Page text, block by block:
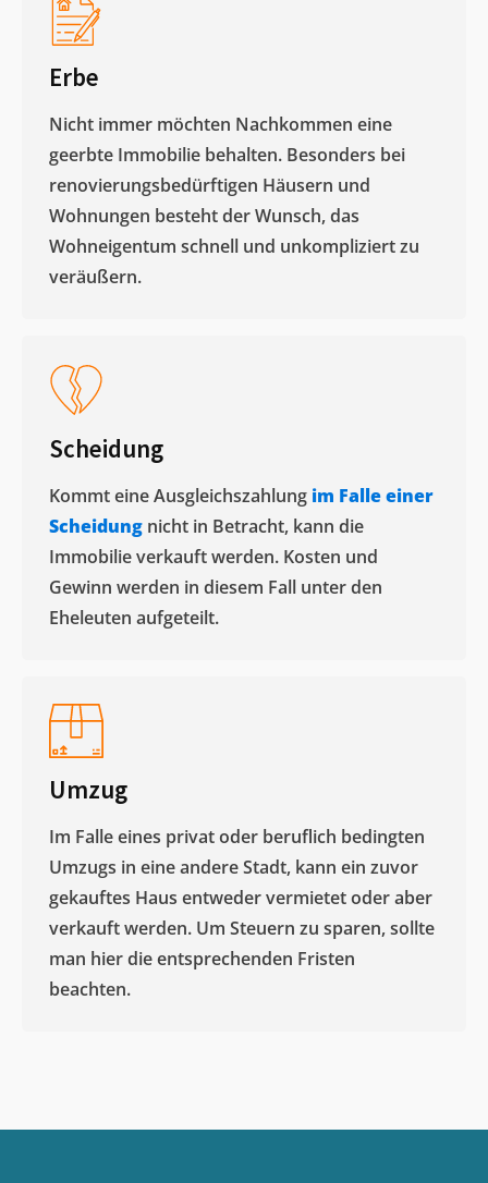
Erbe
Nicht immer möchten Nachkommen eine
geerbte Immobilie behalten. Besonders bei
renovierungsbedürftigen Häusern und
Wohnungen besteht der Wunsch, das
Wohneigentum schnell und unkompliziert zu
veräußern. ​
Scheidung
Kommt eine Ausgleichszahlung im Falle einer
Scheidung nicht in Betracht, kann die
Immobilie verkauft werden. Kosten und
Gewinn werden in diesem Fall unter den
Eheleuten aufgeteilt.​
Umzug
Im Falle eines privat oder beruflich bedingten
Umzugs in eine andere Stadt, kann ein zuvor
gekauftes Haus entweder vermietet oder aber
verkauft werden. Um Steuern zu sparen, sollte
man hier die entsprechenden Fristen
beachten.